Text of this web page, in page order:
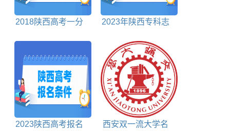
2018陕西高考一分
2023年陕西专科志
2023陕西高考报名 西安双一流大学名